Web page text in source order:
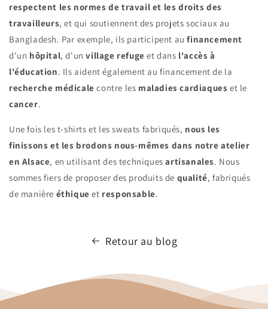
respectent les normes de travail et les droits des
travailleurs, et qui soutiennent des projets sociaux au
Bangladesh. Par exemple, ils participent aufinancement
d'un hôpital, d'unvillage refuge et dans l'accès à
l'éducation. Ils aident également au financement de la
recherche médicale contre les maladies cardiaques et le
cancer.
Une fois les t-shirts et les sweats fabriqués, nous les
finissons et les brodons nous-mêmes dans notre atelier
en Alsace, en utilisant des techniquesartisanales. Nous
sommes fiers de proposer des produits de qualité, fabriqués
de manière éthique et responsable.
Retour au blog